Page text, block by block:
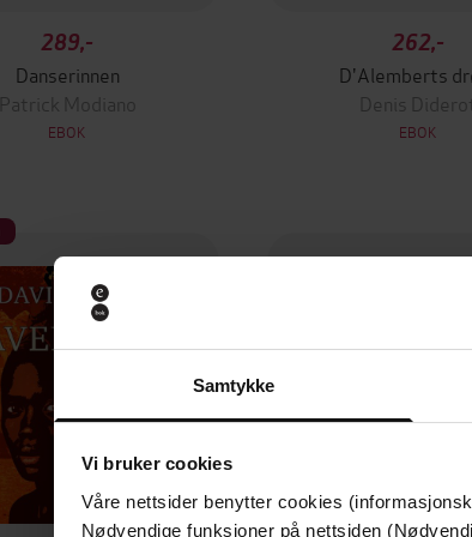
Samtykke
Vi bruker cookies
Våre nettsider benytter cookies
Nødvendige funksjoner på nettsiden
289,-
Danserinnen
Patrick Modiano
EBOK
262,-
D'Alemberts
Denis
EBOK